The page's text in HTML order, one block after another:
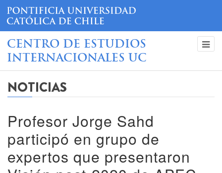
CENTRO DE ESTUDIOS
INTERNACIONALES UC
NOTICIAS
Profesor Jorge Sahd
participó en grupo de
expertos que presentaron